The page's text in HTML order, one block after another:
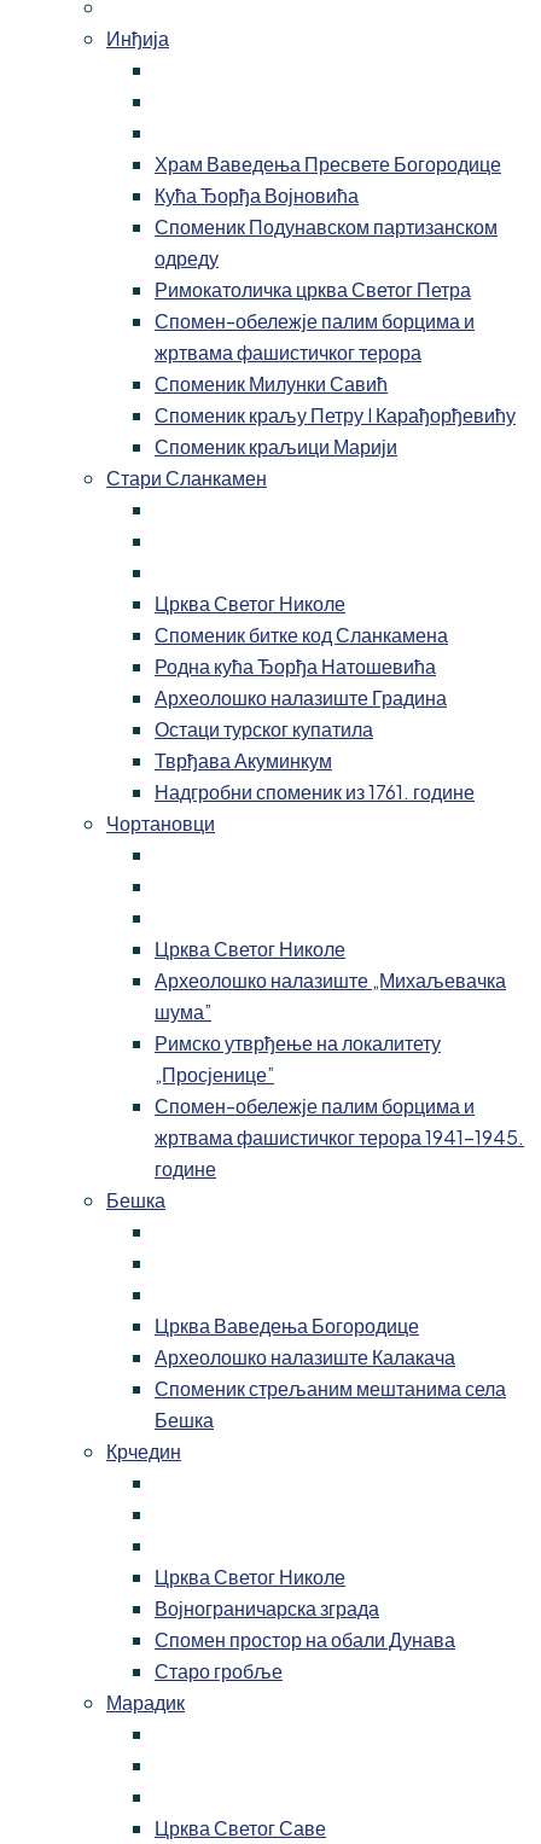
Инђија
Храм Ваведења Пресвете Богородице
Кућа Ђорђа Војновића
Споменик Подунавском партизанском
одреду
Римокатоличка црква Светог Петра
Спомен-обележје палим борцима и
жртвама фашистичког терора
Споменик Милунки Савић
Споменик краљу Петру I Карађорђевићу
Споменик краљици Марији
Стари Сланкамен
Црква Светог Николе
Споменик битке код Сланкамена
Родна кућа Ђорђа Натошевића
Археолошко налазиште Градина
Остаци турског купатила
Тврђава Акуминкум
Надгробни споменик из 1761. године
Чортановци
Црква Светог Николе
Археолошко налазиште „Михаљевачка
шума”
Римско утврђење на локалитету
„Просјенице”
Спомен-обележје палим борцима и
жртвама фашистичког терора 1941-1945.
године
Бешка
Црква Ваведења Богородице
Археолошко налазиште Калакача
Споменик стрељаним мештанима села
Бешка
Крчедин
Црква Светог Николе
Војнограничарска зграда
Спомен простор на обали Дунава
Старо гробље
Марадик
Црква Светог Саве